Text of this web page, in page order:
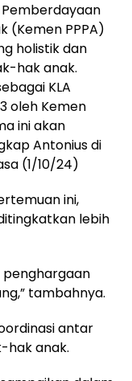
(Kemen PPPA)
holistik dan
hak anak.
KLA
oleh Kemen
ini akan
Antonius di
(1/10/24)
ini,
lebih
penghargaan
tambahnya.
antar
hak anak.